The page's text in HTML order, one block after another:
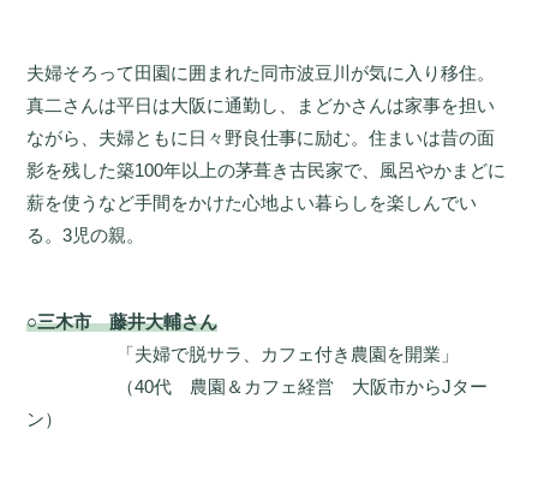
夫婦そろって田園に囲まれた同市波豆川が気に入り移住。
真二さんは平日は大阪に通勤し、まどかさんは家事を担い
ながら、夫婦ともに日々野良仕事に励む。住まいは昔の面
影を残した築100年以上の茅葺き古民家で、風呂やかまどに
薪を使うなど手間をかけた心地よい暮らしを楽しんでい
る。3児の親。
○三木市 藤井大輔さん
「夫婦で脱サラ、カフェ付き農園を開業」
（40代 農園＆カフェ経営 大阪市からJター
ン）